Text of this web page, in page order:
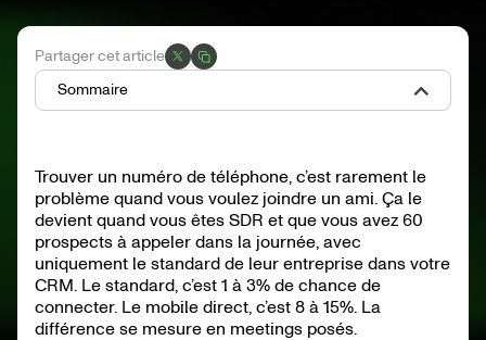
Trouver un numéro de téléphone, c’est rarement le
problème quand vous voulez joindre un ami. Ça le
devient quand vous êtes SDR et que vous avez 60
prospects à appeler dans la journée, avec
uniquement le standard de leur entreprise dans votre
CRM. Le standard, c’est 1 à 3% de chance de
connecter. Le mobile direct, c’est 8 à 15%. La
différence se mesure en meetings posés.
Partager cet article
Sommaire
Numéro de téléphone professionnel ou personnel : ce que
la loi vous laisse faire
Méthodes gratuites pour trouver un numéro de téléphone
Comment trouver un numéro mobile B2B avec un outil
L’annuaire inversé : pour identifier qui vous a appelé
Vérifier qu’un numéro de téléphone est valide avant de
l’appeler
Cold call sur mobile direct : pourquoi ça vaut l’effort de
chercher